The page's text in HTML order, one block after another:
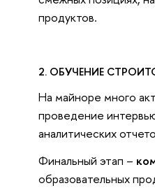
продуктов.
2. ОБУЧЕНИЕ
На майноре много
проведение
аналитических
Финальный этап –
образовательных